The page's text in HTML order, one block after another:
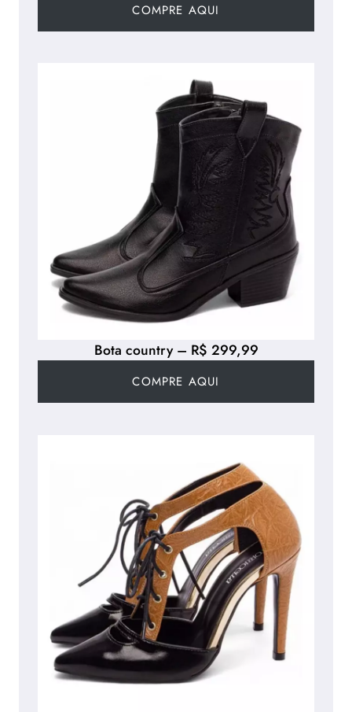
COMPRE AQUI
Bota country – R$ 299,99
COMPRE AQUI